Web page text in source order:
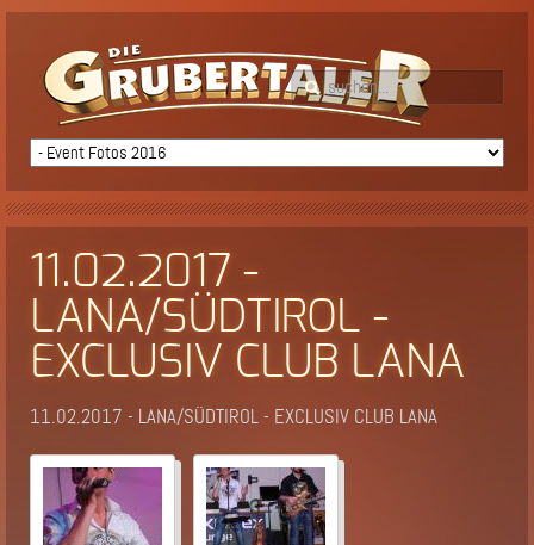
11.02.2017 -
LANA/SÜDTIROL -
EXCLUSIV CLUB LANA
11.02.2017 - LANA/SÜDTIROL - EXCLUSIV CLUB LANA